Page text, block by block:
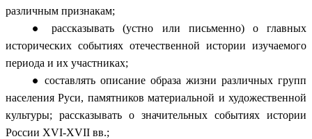
различным признакам;
рассказывать (устно или письменно) о главных
исторических событиях отечественной истории изучаемого
периода и их участниках;
составлять описание образа жизни различных групп
населения Руси, памятников материальной и художественной
культуры; рассказывать о значительных событиях истории
России XVI-XVII вв.;